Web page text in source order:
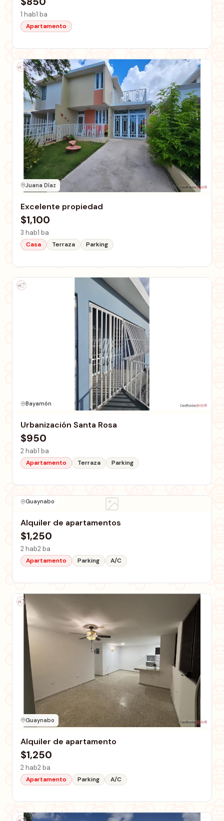
1 hab1 ba
Apartamento
Juana Díaz
Excelente propiedad
$1,100
3 hab1 ba
Casa Terraza Parking
Bayamón
Urbanización Santa Rosa
$950
2 hab1 ba
Apartamento Terraza Parking
Guaynabo
Alquiler de apartamentos
$1,250
2 hab2 ba
Apartamento Parking A/C
Guaynabo
Alquiler de apartamento
$1,250
2 hab2 ba
Apartamento Parking A/C